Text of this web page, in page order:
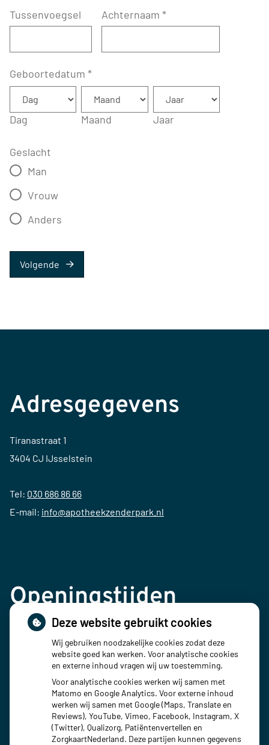
Tussenvoegsel Achternaam *
Geboortedatum *
Dag Maand Jaar
Geslacht
Man
Vrouw
Anders
Volgende
Adresgegevens
Tiranastraat 1
3404 CJ IJsselstein
Tel: 030 686 86 66
E-mail: info@apotheekzenderpark.nl
Openingstijden
Maandag:
08:00 - 18:00
08:00 - 18:00
Woensdag:
08:00 - 18:00
08:00 - 18:00
08:00 - 18:00
Deze website gebruikt cookies
Wij gebruiken noodzakelijke cookies zodat deze
website goed kan werken. Voor analytische cookies
en externe inhoud vragen wij uw toestemming.
Voor analytische cookies werken wij samen met
Matomo en Google Analytics. Voor externe inhoud
werken wij samen met Google (Maps, Translate en
Reviews), YouTube, Vimeo, Facebook, Instagram, X
(Twitter), Qualizorg, Patiëntenvertellen en
ZorgkaartNederland. Deze partijen kunnen gegevens